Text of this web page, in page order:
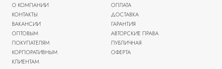
О КОМПАНИИ
КОНТАКТЫ
ВАКАНСИИ
ОПТОВЫМ
ПОКУПАТЕЛЯМ
КОРПОРАТИВНЫМ
КЛИЕНТАМ
ОПЛАТА
ДОСТАВКА
ГАРАНТИЯ
АВТОРСКИЕ ПРАВА
ПУБЛИЧНАЯ
ОФЕРТА